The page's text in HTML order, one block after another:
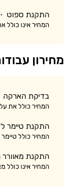
התקנת ספוט
המחיר אינו כולל
מחירון
בדיקת הארקה
המחיר כולל את
התקנת טיימר
המחיר כולל
התקנת
המחיר אינו כולל